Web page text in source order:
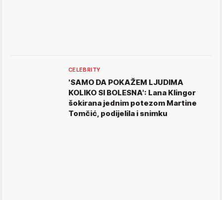
CELEBRITY
'SAMO DA POKAŽEM LJUDIMA
KOLIKO SI BOLESNA': Lana Klingor
šokirana jednim potezom Martine
Tomčić, podijelila i snimku